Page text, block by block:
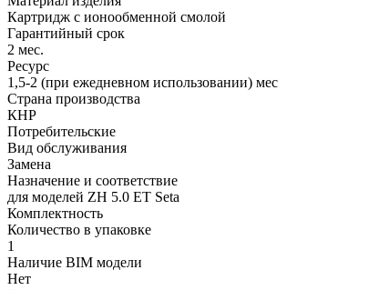
Картридж с ионообменной смолой
Гарантийный срок
2 мес.
Ресурс
1,5-2 (при ежедневном использовании) мес
Страна производства
КНР
Потребительские
Вид обслуживания
Замена
Назначение и соответствие
для моделей ZH 5.0 ET Seta
Комплектность
Количество в упаковке
1
Наличие BIM модели
Нет